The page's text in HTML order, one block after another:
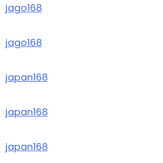
jago168
jago168
japan168
japan168
japan168